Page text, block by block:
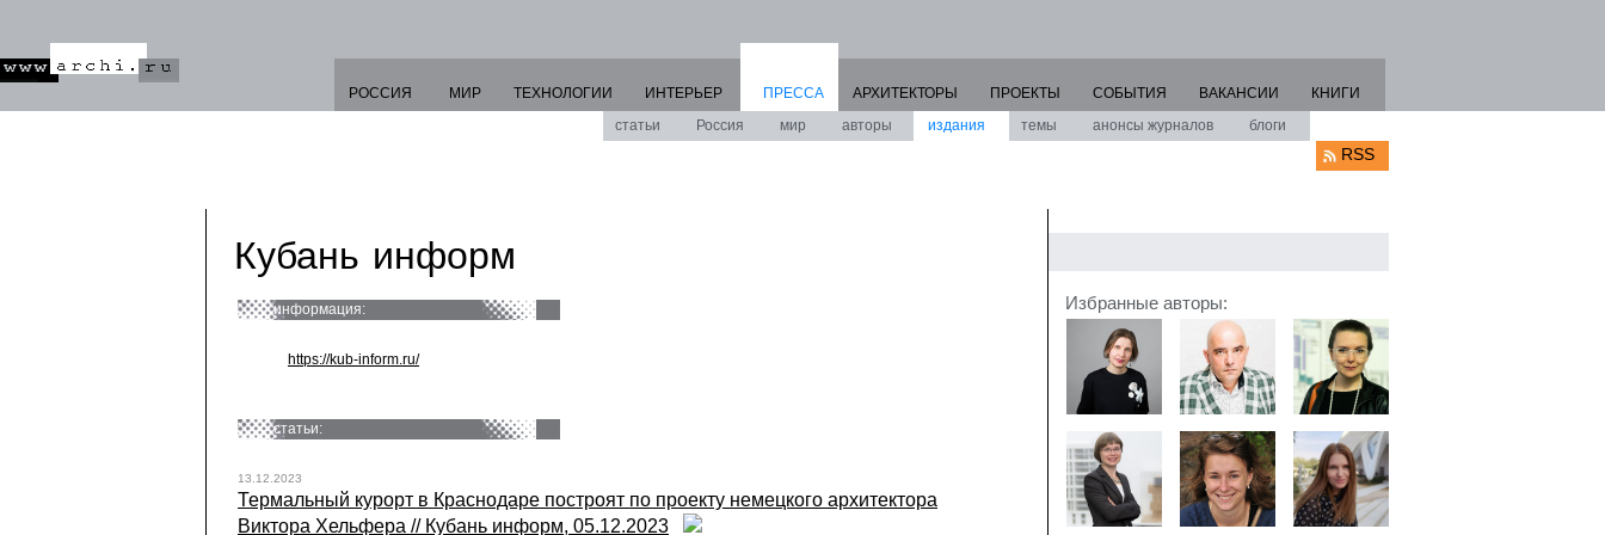
РОССИЯ МИР ТЕХНОЛОГИИ ИНТЕРЬЕР
ПРЕССА
статьи
Россия мир авторы издания темы анонсы журналов блоги
АРХИТЕКТОРЫ ПРОЕКТЫ СОБЫТИЯ ВАКАНСИИ КНИГИ
RSS
Кубань информ
информация:
https://kub-inform.ru/
статьи:
13.12.2023
Термальный курорт в Краснодаре построят по проекту немецкого архитектора
Виктора Хельфера // Кубань информ, 05.12.2023
Избранные авторы: